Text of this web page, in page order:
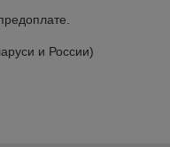
и России)